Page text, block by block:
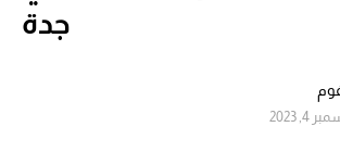
جدة
4, 2023